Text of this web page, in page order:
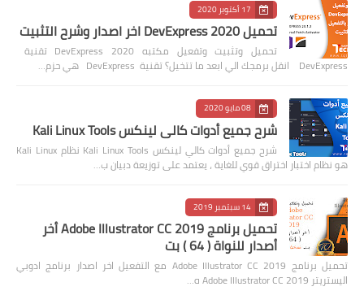
17 أكتوبر 2020
تحميل DevExpress 2020 اخر اصدار وشرح التثبيت
تحميل وتثبيت وتفعيل مكتبه 2020 DevExpress تقنية
DevExpress انقل برمجك الي ابعد ما تتخيل؟ تقنية DevExpress هي حزم…
08 مايو 2020
شرح جميع أدوات كالي لينكس Kali Linux Tools
شرح جميع أدوات كالي لينكس Kali Linux Tools نظام Kali Linux
هو نظام اختبار اختراق قوي للغاية ، يعتمد على توزيعة دبيان ب…
14 سبتمبر 2019
تحميل برنامج Adobe Illustrator CC 2019 أخر
أصدار للنواة ( 64 ) بت
تحميل برنامج Adobe Illustrator CC 2019 مع التفعيل اخر اصدار برنامج ادوبي
اليستريتر Adobe Illustrator CC 2019 ه…